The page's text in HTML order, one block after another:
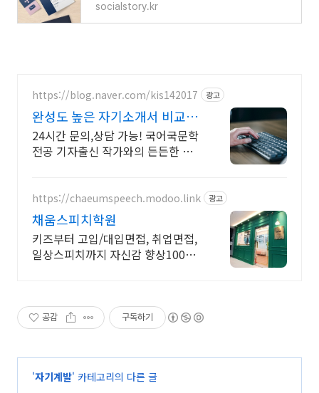
socialstory.kr
https://blog.naver.com/kis142017 광고
완성도 높은 자기소개서 비교불
가, 취준생 맞춤
24시간 문의,상담 가능! 국어국문학
전공 기자출신 작가와의 든든한 동
https://chaeumspeech.modoo.link 광고
채움스피치학원
키즈부터 고입/대입면접, 취업면접,
일상스피치까지 자신감 향상100%
공감 구독하기
'자기계발' 카테고리의 다른 글